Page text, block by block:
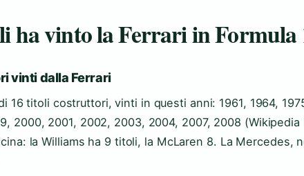
ha vinto la Ferrari in Formula
vinti dalla Ferrari
16 titoli costruttori, vinti in questi anni: 1961, 1964,
2000, 2001, 2002, 2003, 2004, 2007, 2008 (Wikipedia
la Williams ha 9 titoli, la McLaren 8. La Mercedes,